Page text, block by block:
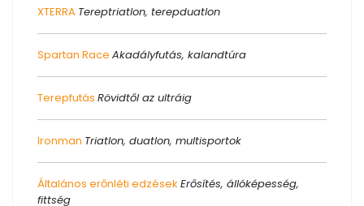
XTERRA Tereptriatlon, terepduatlon
Spartan Race Akadályfutás, kalandtúra
Terepfutás Rövidtől az ultráig
Ironman Triatlon, duatlon, multisportok
Általános erőnléti edzések Erősítés, állóképesség,
fittség